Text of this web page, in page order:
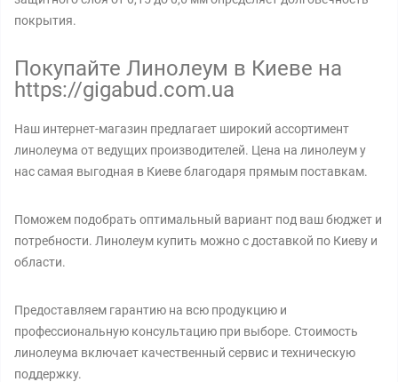
покрытия.
Покупайте Линолеум в Киеве на
https://gigabud.com.ua
Наш интернет-магазин предлагает широкий ассортимент
линолеума от ведущих производителей. Цена на линолеум у
нас самая выгодная в Киеве благодаря прямым поставкам.
Поможем подобрать оптимальный вариант под ваш бюджет и
потребности. Линолеум купить можно с доставкой по Киеву и
области.
Предоставляем гарантию на всю продукцию и
профессиональную консультацию при выборе. Стоимость
линолеума включает качественный сервис и техническую
поддержку.